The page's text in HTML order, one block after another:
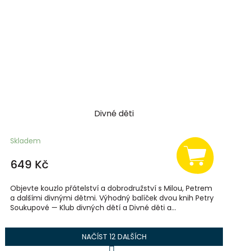
Divné děti
Skladem
649 Kč
Objevte kouzlo přátelství a dobrodružství s Milou, Petrem
a dalšími divnými dětmi. Výhodný balíček dvou knih Petry
Soukupové — Klub divných dětí a Divné děti a...
NAČÍST 12 DALŠÍCH